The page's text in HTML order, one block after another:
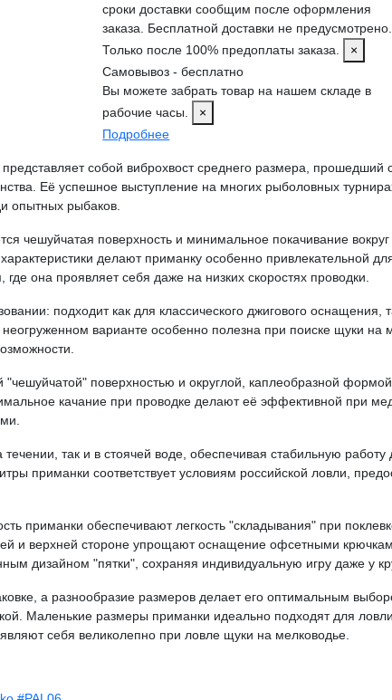
сроки доставки сообщим после оформления
заказа. Бесплатной доставки не предусмотрено.
Только после 100% предоплаты заказа.
×
Самовывоз - бесплатно
Вы можете забрать товар на нашем складе в
рабочие часы.
×
Подробнее
собой виброхвост среднего размера, прошедший
Её успешное выступление на многих рыболовных
опытных рыбаков.
чешуйчатая поверхность и минимальное покачивание
делают приманку особенно привлекательной
она проявляет себя даже на низких скоростях проводки.
подходит как для классического джигового оснащения,
варианте особенно полезна при поиске щуки на
поверхностью и округлой, каплеобразной формой
качание при проводке делают её эффективной при
так и в стоячей воде, обеспечивая стабильную
приманки соответствует условиям российской ловли,
приманки обеспечивают легкость "складывания" при
и верхней стороне упрощают оснащение офсетными
дизайном "пятки", сохраняя индивидуальную игру даже у
а разнообразие размеров делает его оптимальным
Маленькие размеры приманки идеально подходят для
себя великолепно при ловле щуки на мелководье.